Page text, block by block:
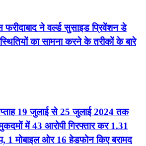
फरीदाबाद ने वर्ल्ड सुसाइड प्रिवेंशन डे
का सामना करने के तरीकों के बारे
19 जुलाई से 25 जुलाई 2024 तक
में 43 आरोपी गिरफ्तार कर 1.31
1 मोबाइल ओर 16 हेडफोन किए बरामद